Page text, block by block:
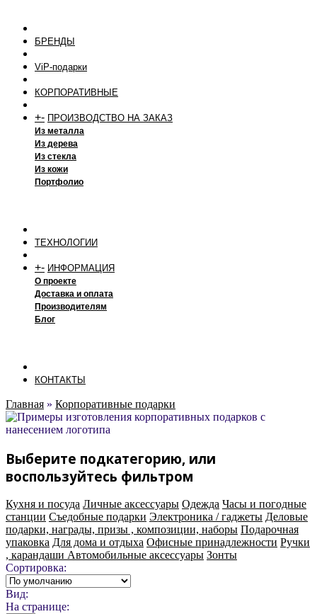
БРЕНДЫ
ViP-подарки
КОРПОРАТИВНЫЕ
+- ПРОИЗВОДСТВО НА ЗАКАЗ
Из металла
Из дерева
Из стекла
Из кожи
Портфолио
ТЕХНОЛОГИИ
+- ИНФОРМАЦИЯ
О проекте
Доставка и оплата
Производителям
Блог
КОНТАКТЫ
Главная » Корпоративные подарки
Выберите подкатегорию, или
воспользуйтесь фильтром
Кухня и посуда Личные аксессуары Одежда Часы и погодные
станции Съедобные подарки Электроника / гаджеты Деловые
подарки, награды, призы , композиции, наборы Подарочная
упаковка Для дома и отдыха Офисные принадлежности Ручки
, карандаши Автомобильные аксессуары Зонты
Сортировка:
Вид:
На странице: